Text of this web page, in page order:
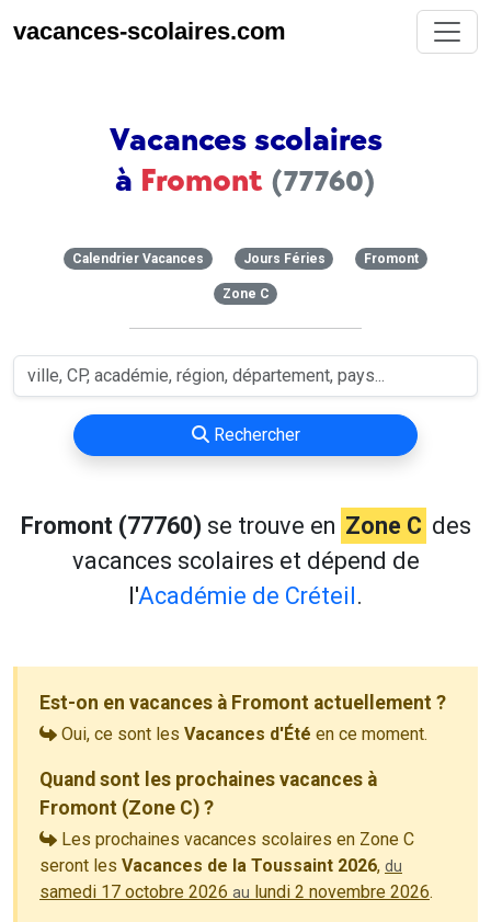
vacances-scolaires.com
Vacances scolaires
à Fromont (77760)
Calendrier Vacances Jours Féries Fromont
Zone C
Rechercher
Fromont (77760) se trouve en Zone C des
vacances scolaires et dépend de
l'Académie de Créteil.
Est-on en vacances à Fromont actuellement ?
Oui, ce sont les Vacances d'Été en ce moment.
Quand sont les prochaines vacances à
Fromont (Zone C) ?
Les prochaines vacances scolaires en Zone C
seront les Vacances de la Toussaint 2026, du
samedi 17 octobre 2026 au lundi 2 novembre 2026.